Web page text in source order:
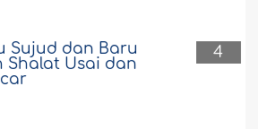
4
Sujud dan Baru
Shalat Usai dan